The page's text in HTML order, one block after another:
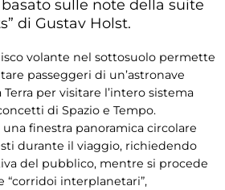
sulle note della suite
di Gustav Holst.
volante nel sottosuolo permette
passeggeri di un’astronave
per visitare l’intero sistema
di Spazio e Tempo.
una finestra panoramica circolare
durante il viaggio, richiedendo
del pubblico, mentre si procede
“corridoi interplanetari”,